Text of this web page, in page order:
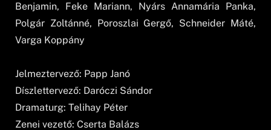
Benjamin, Feke Mariann, Nyárs Annamária Panka,
Polgár Zoltánné, Poroszlai Gergő, Schneider Máté,
Varga Koppány
Jelmeztervező: Papp Janó
Díszlettervező: Daróczi Sándor
Dramaturg: Telihay Péter
Zenei vezető: Cserta Balázs